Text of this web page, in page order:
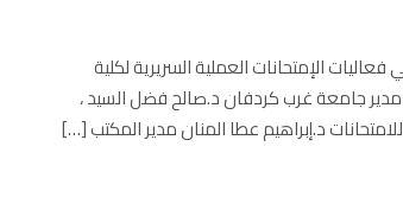
الإمتحانات العملية السريرية لكلية
مدير جامعة غرب كردفان د.صالح فضل السيد ،
د.إبراهيم عطا المنان مدير المكتب […]